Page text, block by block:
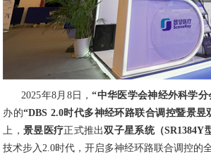
2025年8月8日，“中华医学会神经外科学
办的“DBS 2.0时代多神经环路联合调控暨景
上，景昱医疗正式推出双子星系统（SR1384Y
技术步入2.0时代，开启多神经环路联合调控的